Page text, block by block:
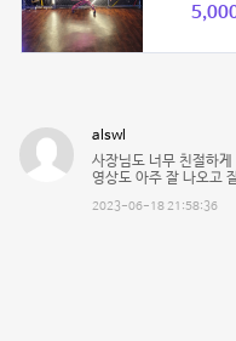
alswl
사장님도 너무 친절하
영상도 아주 잘 나오고
2023-06-18 21:58:36